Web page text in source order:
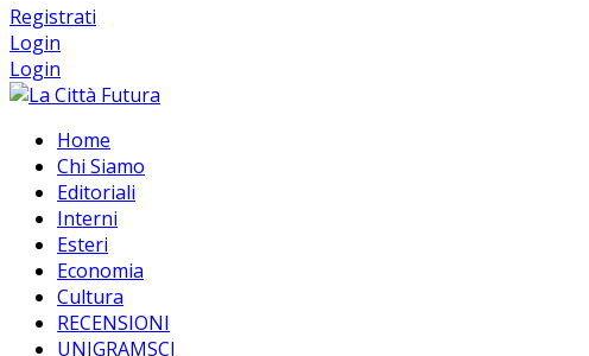
Registrati
Login
Login
Home
Chi Siamo
Editoriali
Interni
Esteri
Economia
Cultura
RECENSIONI
UNIGRAMSCI